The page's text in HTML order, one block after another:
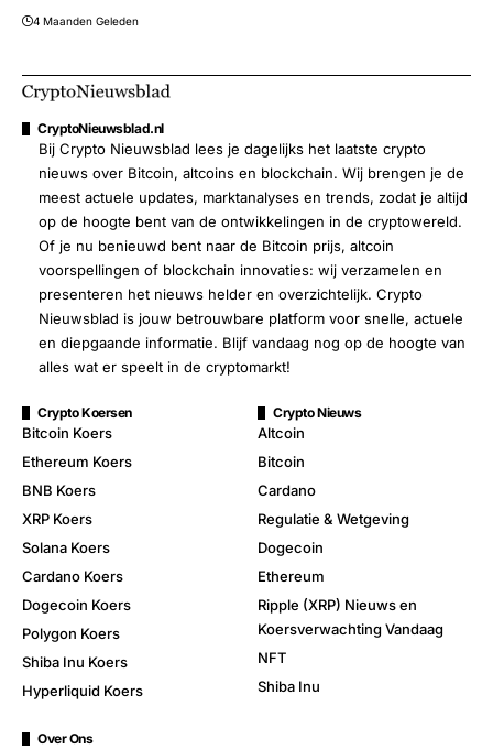
4 Maanden Geleden
CryptoNieuwsblad.nl
Bij Crypto Nieuwsblad lees je dagelijks het laatste crypto
nieuws over Bitcoin, altcoins en blockchain. Wij brengen je de
meest actuele updates, marktanalyses en trends, zodat je altijd
op de hoogte bent van de ontwikkelingen in de cryptowereld.
Of je nu benieuwd bent naar de Bitcoin prijs, altcoin
voorspellingen of blockchain innovaties: wij verzamelen en
presenteren het nieuws helder en overzichtelijk. Crypto
Nieuwsblad is jouw betrouwbare platform voor snelle, actuele
en diepgaande informatie. Blijf vandaag nog op de hoogte van
alles wat er speelt in de cryptomarkt!
Crypto Koersen
Bitcoin Koers
Ethereum Koers
BNB Koers
XRP Koers
Solana Koers
Cardano Koers
Dogecoin Koers
Polygon Koers
Shiba Inu Koers
Hyperliquid Koers
Crypto Nieuws
Altcoin
Bitcoin
Cardano
Regulatie & Wetgeving
Dogecoin
Ethereum
Ripple (XRP) Nieuws en
Koersverwachting Vandaag
NFT
Shiba Inu
Over Ons